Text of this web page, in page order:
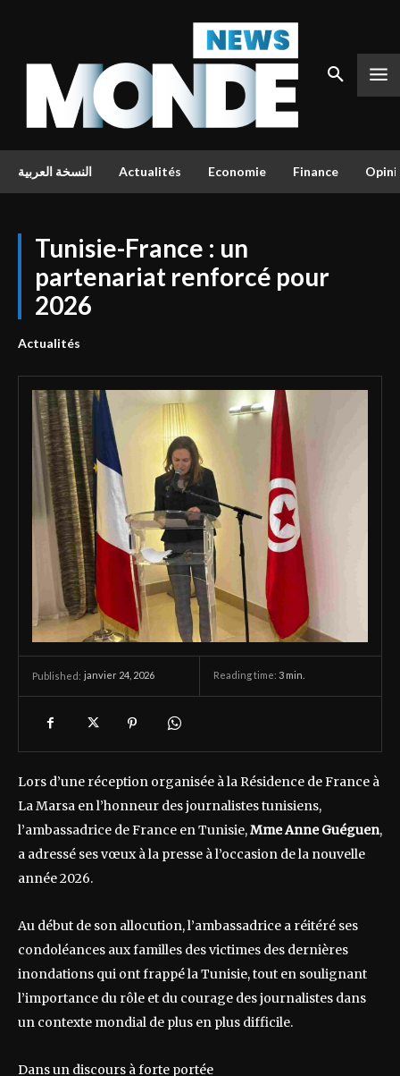
النسخة العربية Actualités Economie Finance
Tunisie-France : un
partenariat renforcé pour
2026
Actualités
Published: janvier 24, 2026 Reading time: 3 min.
Lors d’une réception organisée à la Résidence de France à
La Marsa en l’honneur des journalistes tunisiens,
l’ambassadrice de France en Tunisie,MmeAnne Guéguen,
a adressé ses vœux à la presse à l’occasion de la nouvelle
année 2026.
Au début de son allocution, l’ambassadrice a réitéré ses
condoléances aux familles des victimes des dernières
inondations qui ont frappé la Tunisie, tout en soulignant
l’importance du rôle et du courage des journalistes dans
un contexte mondial de plus en plus difficile.
Dans un discours à forte portée